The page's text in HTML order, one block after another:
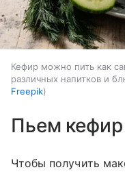
Кефир можно пить как
различных напитков и
Freepik
Пьем кефир
Чтобы получить